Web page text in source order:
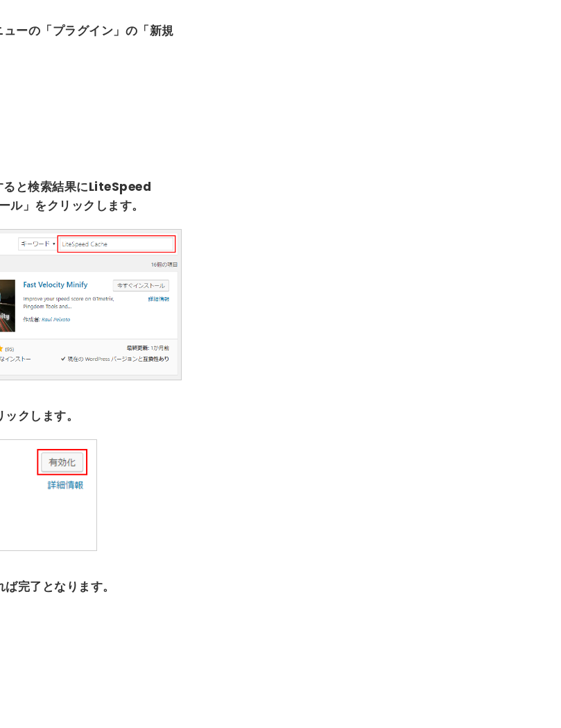
ーの 「プラグイン」 の 「新規
ると検索結果にLiteSpeed
ル」 をクリックします。
ックします。
完了となります。